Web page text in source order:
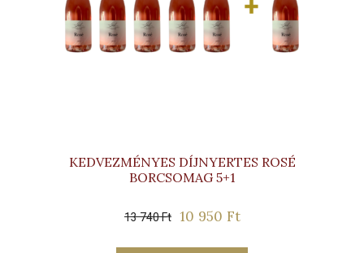
KEDVEZMÉNYES DÍJNYERTES ROSÉ
BORCSOMAG 5+1
13 740Ft
Original
10 950 FtCurrent